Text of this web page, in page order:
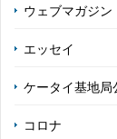
ウェブマガジン
エッセイ
ケータイ基地局
コロナ